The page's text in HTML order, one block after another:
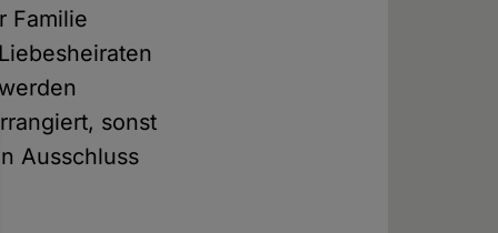
Familie
sonst
Ausschluss